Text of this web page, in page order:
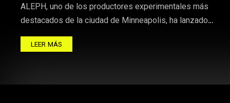
ALEPH, uno de los productores experimentales más
destacados de la ciudad de Minneapolis, ha lanzado…
LEER MÁS